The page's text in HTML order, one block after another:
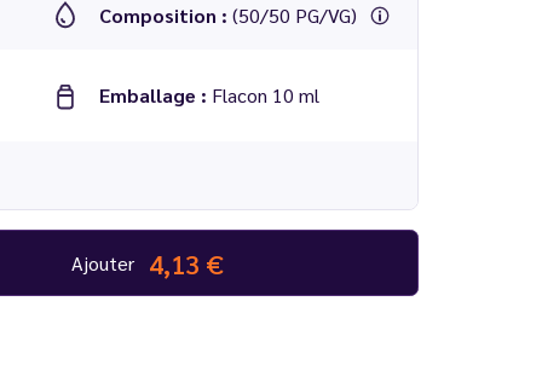
Composition : (50/50 PG/VG)
Emballage : Flacon 10 ml
Ajouter 4,13 €